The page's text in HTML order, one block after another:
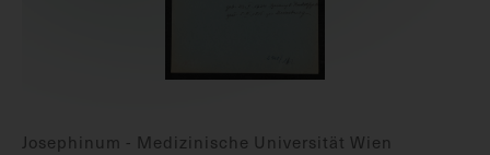
Josephinum - Medizinische Universität Wien